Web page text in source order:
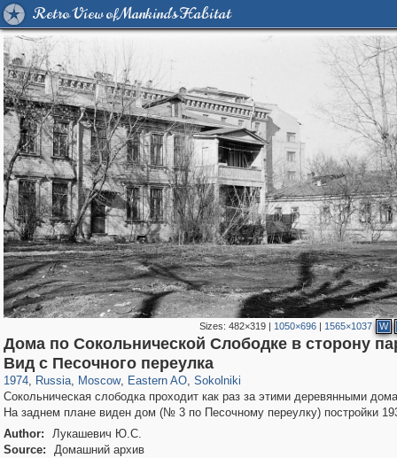
Retro View of Mankind's Habitat
Sizes: 482×319| 1050×696| 1565×1037 W
Дома по Сокольнической Слободке в сторону
Вид с Песочного переулка
1974, Russia
1,406,849 29,243
, Moscow
319,861 8,286
, Eastern AO
20,939 306
, Sokolniki
5,623 49
Сокольническая слободка проходит как раз за этими деревянными
На заднем плане виден дом (№ 3 по Песочному переулку) постройки
Author:
Лукашевич Ю.С.
Source:
Домашний архив